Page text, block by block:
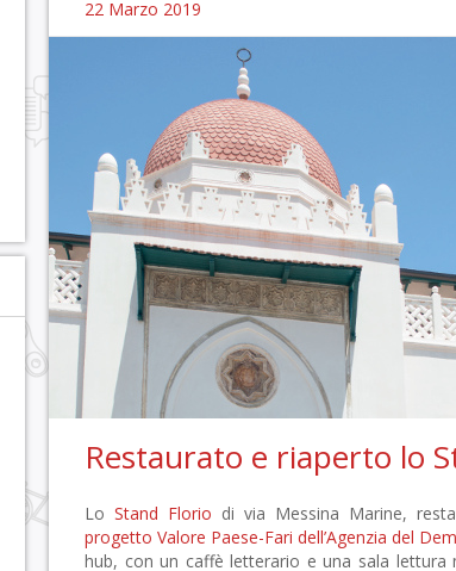
22 Marzo 2019
Restaurato e riaperto lo
Lo Stand Florio di via Messina Marine,
progetto Valore Paese-Fari dell’Agenzia del
hub, con un caffè letterario e una sala lettura